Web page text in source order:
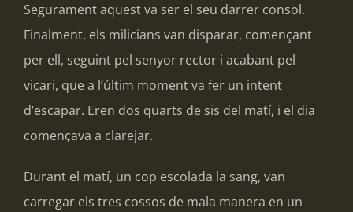
Segurament aquest va ser el seu darrer consol.
Finalment, els milicians van disparar, començant
per ell, seguint pel senyor rector i acabant pel
vicari, que a l’últim moment va fer un intent
d’escapar. Eren dos quarts de sis del matí, i el dia
començava a clarejar.
Durant el matí, un cop escolada la sang, van
carregar els tres cossos de mala manera en un